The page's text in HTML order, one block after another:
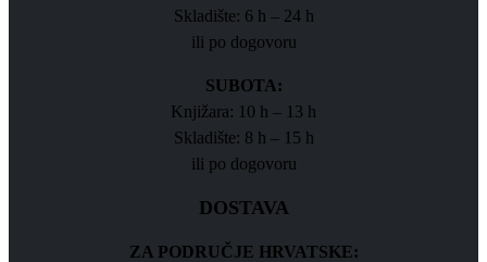
Skladište: 6 h – 24 h
ili po dogovoru
SUBOTA:
Knjižara: 10 h – 13 h
Skladište: 8 h – 15 h
ili po dogovoru
DOSTAVA
ZA PODRUČJE HRVATSKE: